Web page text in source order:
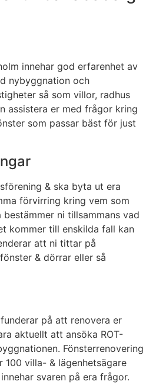
innehar god erfarenhet av
nybyggnation och
så som villor, radhus
assistera er med frågor kring
som passar bäst för just
& ska byta ut era
förvirring kring vem som
ni tillsammans vad
kommer till enskilda fall kan
att ni tittar på
& dörrar eller så
på att renovera er
aktuellt att ansöka ROT-
Fönsterrenovering
villa- & lägenhetsägare
svaren på era frågor.